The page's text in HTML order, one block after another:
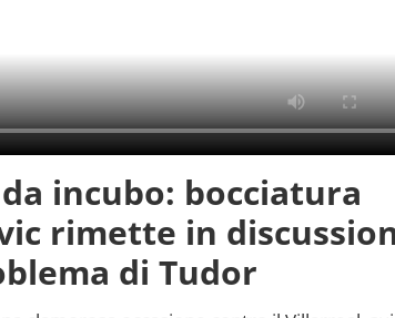
incubo: bocciatura
rimette in
di Tudor